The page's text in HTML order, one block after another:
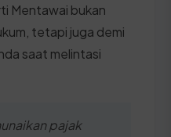
Mentawai bukan
tetapi juga demi
saat melintasi
pajak